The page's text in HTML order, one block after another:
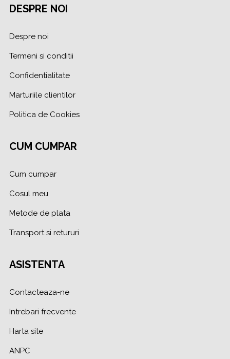
DESPRE NOI
Despre noi
Termeni si conditii
Confidentialitate
Marturiile clientilor
Politica de Cookies
CUM CUMPAR
Cum cumpar
Cosul meu
Metode de plata
Transport si retururi
ASISTENTA
Contacteaza-ne
Intrebari frecvente
Harta site
ANPC